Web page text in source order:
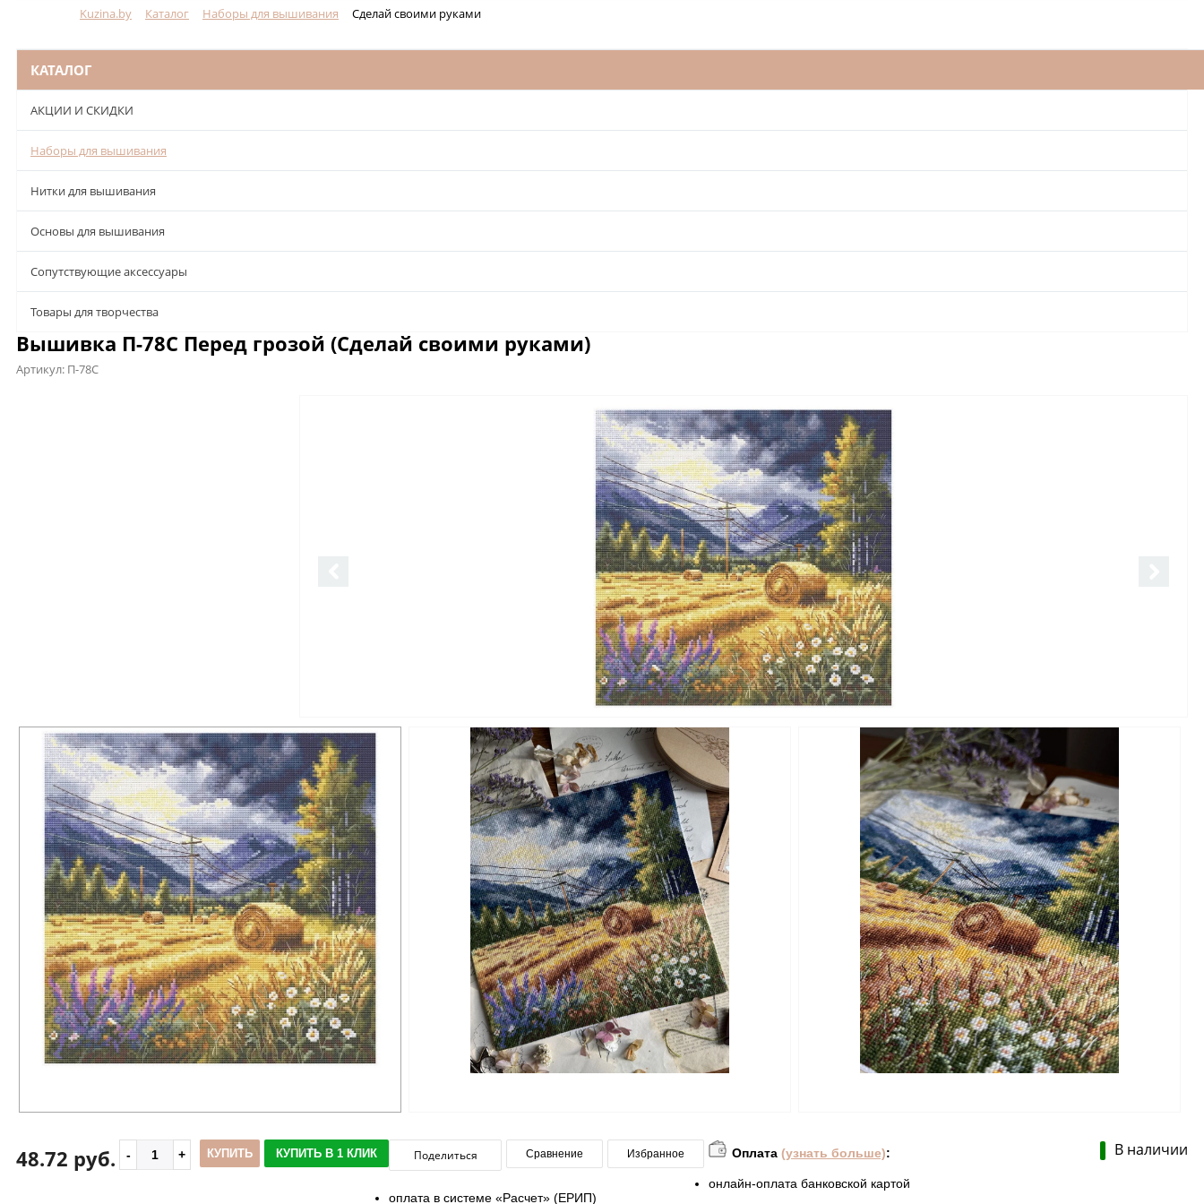
Kuzina.by Каталог Наборы для вышивания Сделай своими руками
КАТАЛОГ
АКЦИИ И СКИДКИ
Наборы для вышивания
Нитки для вышивания
Основы для вышивания
Сопутствующие аксессуары
Товары для творчества
Вышивка П-78С Перед грозой (Сделай своими руками)
Артикул: П-78С
В наличии
48.72 руб. КУПИТЬ КУПИТЬ В 1 КЛИК Поделиться Сравнение Избранное Оплата (узнать больше):
онлайн-оплата банковской картой
оплата в системе «Расчет» (ЕРИП)